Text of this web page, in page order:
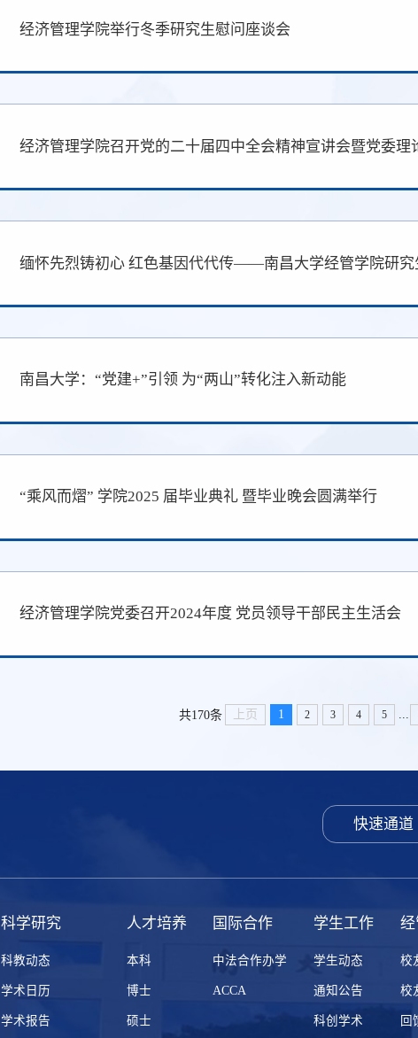
经济管理学院举行冬季研究生慰问座谈会
经济管理学院召开党的二十届四中全会精神宣讲会暨党委理
缅怀先烈铸初心 红色基因代代传——南昌大学经管学院研究
南昌大学：“党建+”引领 为“两山”转化注入新动能
“乘风而熠” 学院2025 届毕业典礼 暨毕业晚会圆满举行
经济管理学院党委召开2024年度 党员领导干部民主生活会
共170条 上页 1 2 3 4 5
快速通道
科学研究
科教动态
学术日历
学术报告
人才培养
本科
博士
硕士
国际合作
中法合作办学
ACCA
学生工作
学生动态
通知公告
科创学术
经
校
校
回